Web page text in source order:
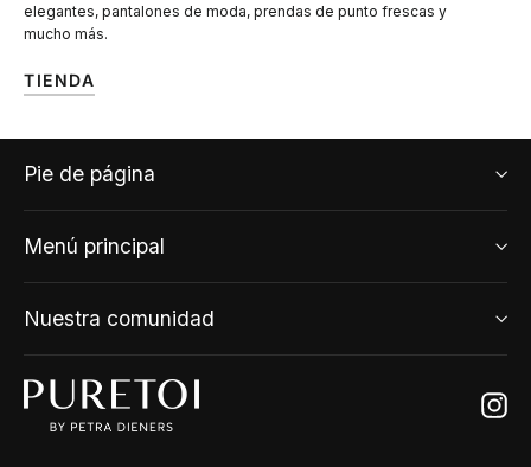
elegantes, pantalones de moda, prendas de punto frescas y
mucho más.
TIENDA
Pie de página
Menú principal
Nuestra comunidad